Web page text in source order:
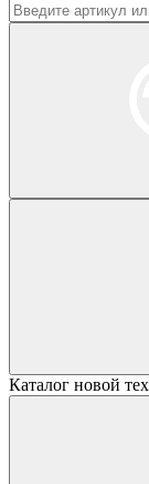
Каталог новой